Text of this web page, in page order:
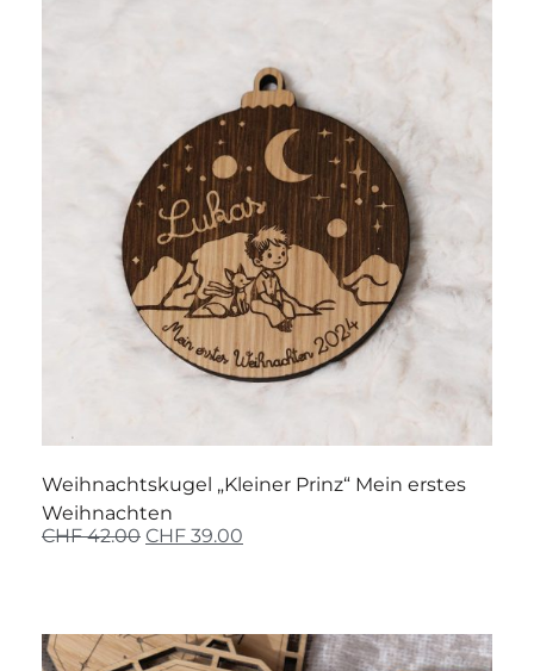
Weihnachtskugel „Kleiner Prinz“ Mein erstes
Weihnachten
CHF42.00 CHF 39.00